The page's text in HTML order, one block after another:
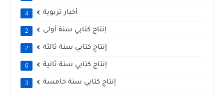
أخبار تربوية 4
إنتاج كتابي سنة أولى 2
إنتاج كتابي سنة ثالثة 2
إنتاج كتابي سنة ثانية 6
إنتاج كتابي سنة خامسة 3